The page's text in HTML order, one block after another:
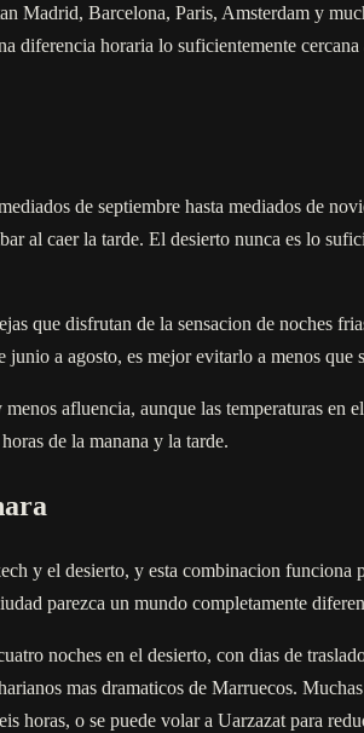
Madrid, Barcelona, Paris, Amsterdam y
diferencia horaria lo suficientemente
de septiembre hasta mediados de
al caer la tarde. El desierto nunca es lo
que disfrutan de la sensacion de noches
a agosto, es mejor evitarlo a menos que
afluencia, aunque las temperaturas en
de la manana y la tarde.
y el desierto, y esta combinacion
parezca un mundo completamente
noches en el desierto, con dias de
mas dramaticos de Marruecos.
horas, o se puede volar a Uarzazat para